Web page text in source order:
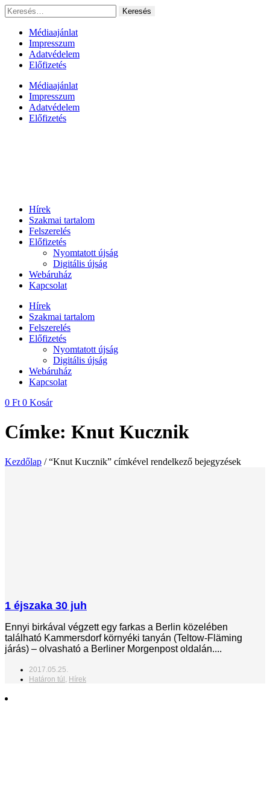
Ugrás
a
tartalomhoz
Keresés:
Médiaajánlat
Impresszum
Adatvédelem
Előfizetés
Médiaajánlat
Impresszum
Adatvédelem
Előfizetés
Hírek
Szakmai tartalom
Felszerelés
Előfizetés
Nyomtatott újság
Digitális újság
Webáruház
Kapcsolat
Hírek
Szakmai tartalom
Felszerelés
Előfizetés
Nyomtatott újság
Digitális újság
Webáruház
Kapcsolat
0 Ft 0 Kosár
Címke: Knut Kucznik
Kezdőlap / “Knut Kucznik” címkével rendelkező bejegyzések
1 éjszaka 30 juh
Ennyi birkával végzett egy farkas a Berlin közelében
található Kammersdorf környéki tanyán (Teltow-Fläming
járás) – olvasható a Berliner Morgenpost oldalán....
2017.05.25.
Határon túl, Hírek